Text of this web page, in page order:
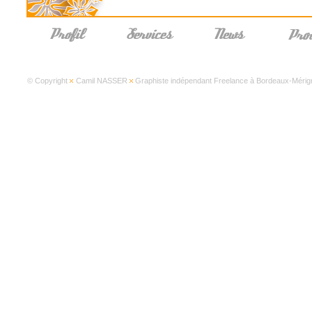
© Copyright Camil NASSER Graphiste indépendant Freelance à Bordeaux-